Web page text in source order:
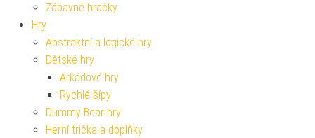
Zábavné hračky
Hry
Abstraktní a logické hry
Dětské hry
Arkádové hry
Rychlé šípy
Dummy Bear hry
Herní trička a doplňky